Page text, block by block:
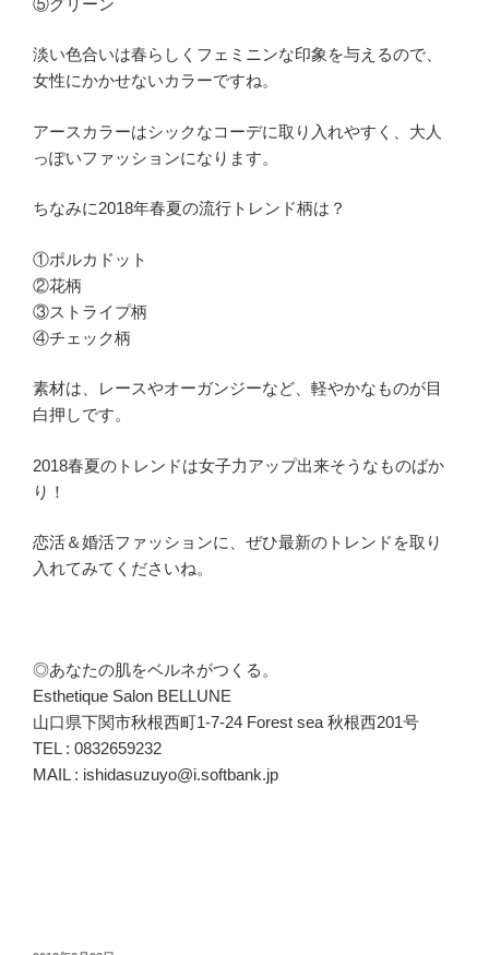
淡い色合いは春らしくフェミニンな印象を与えるので、
女性にかかせないカラーですね。
アースカラーはシックなコーデに取り入れやすく、大人
っぽいファッションになります。
ちなみに2018年春夏の流行トレンド柄は？
①ポルカドット
②花柄
③ストライプ柄
④チェック柄
素材は、レースやオーガンジーなど、軽やかなものが目
白押しです。
2018春夏のトレンドは女子力アップ出来そうなものばか
り！
恋活＆婚活ファッションに、ぜひ最新のトレンドを取り
入れてみてくださいね。
◎あなたの肌をベルネがつくる。
Esthetique Salon BELLUNE
山口県下関市秋根西町1-7-24 Forest sea 秋根西201号
TEL : 0832659232
MAIL : ishidasuzuyo@i.softbank.jp